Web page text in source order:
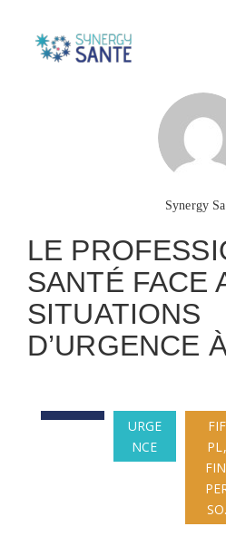
Synergy
LE
SANTÉ FACE
SITUATIONS
D’URGENCE
URGE
NCE
FIF
PL,
SO.